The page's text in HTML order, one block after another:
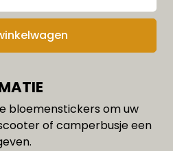
bloemenstickers om uw
of camperbusje een